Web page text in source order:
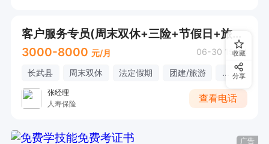
客户服务专员(周末双休+三险+节假日+旅游团建)
3000-8000 元/月 06-30 15:24
长武县 周末双休 法定假期 团建/旅游 ...
张经理
人寿保险
查看电话
广告
收藏
分享